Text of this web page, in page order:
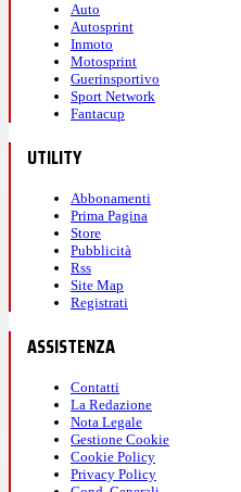
Auto
Autosprint
Inmoto
Motosprint
Guerinsportivo
Sport Network
Fantacup
UTILITY
Abbonamenti
Prima Pagina
Store
Pubblicità
Rss
Site Map
Registrati
ASSISTENZA
Contatti
La Redazione
Nota Legale
Gestione Cookie
Cookie Policy
Privacy Policy